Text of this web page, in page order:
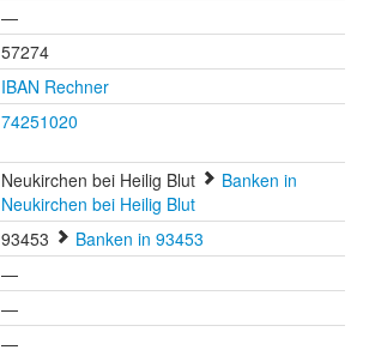
—
57274
IBAN Rechner
74251020
Neukirchen bei Heilig Blut
Banken in
Neukirchen bei Heilig Blut
93453
Banken in 93453
—
—
—